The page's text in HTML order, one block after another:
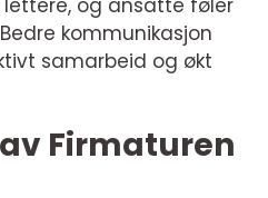
og ansatte føler
kommunikasjon
samarbeid og økt
Firmaturen